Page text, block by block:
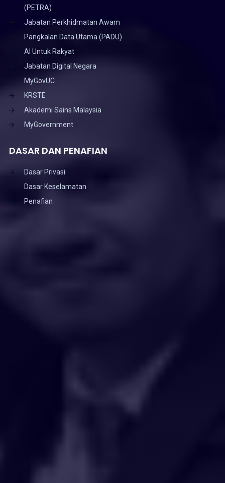
(PETRA)
Jabatan Perkhidmatan Awam
Pangkalan Data Utama (PADU)
AI Untuk Rakyat
Jabatan Digital Negara
MyGovUC
KRSTE
Akademi Sains Malaysia
MyGovernment
DASAR DAN PENAFIAN
Dasar Privasi
Dasar Keselamatan
Penafian